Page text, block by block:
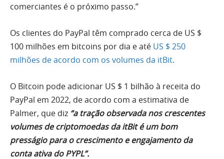
comerciantes é o próximo passo.”
Os clientes do PayPal têm comprado cerca de US $
100 milhões em bitcoins por dia e até US $ 250
milhões de acordo com os volumes da itBit.
O Bitcoin pode adicionar US $ 1 bilhão à receita do
PayPal em 2022, de acordo com a estimativa de
Palmer, que diz “a tração observada nos crescentes
volumes de criptomoedas da itBit é um bom
presságio para o crescimento e engajamento da
conta ativa do PYPL”.